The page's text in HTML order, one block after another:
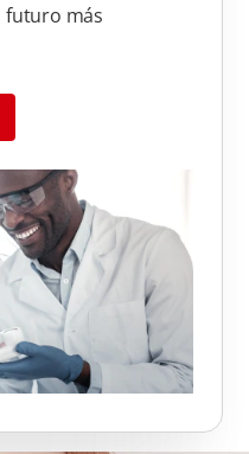
futuro más